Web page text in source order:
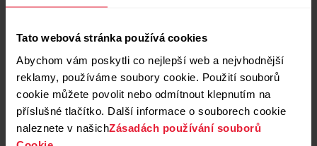
Tato webová stránka používá cookies
Abychom vám poskytli co nejlepší web a nejvhodnější
reklamy, používáme soubory cookie. Použití souborů
cookie můžete povolit nebo odmítnout klepnutím na
příslušné tlačítko. Další informace o souborech cookie
naleznete v našichZásadách používání souborů